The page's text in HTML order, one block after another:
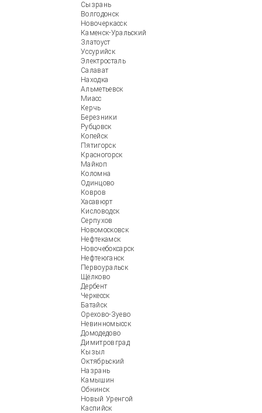
Сызрань
Волгодонск
Новочеркасск
Каменск-Уральский
Златоуст
Уссурийск
Электросталь
Салават
Находка
Альметьевск
Миасс
Керчь
Березники
Рубцовск
Копейск
Пятигорск
Красногорск
Майкоп
Коломна
Одинцово
Ковров
Хасавюрт
Кисловодск
Серпухов
Новомосковск
Нефтекамск
Новочебоксарск
Нефтеюганск
Первоуральск
Щёлково
Дербент
Черкесск
Батайск
Орехово-Зуево
Невинномысск
Домодедово
Димитровград
Кызыл
Октябрьский
Назрань
Камышин
Обнинск
Новый Уренгой
Каспийск